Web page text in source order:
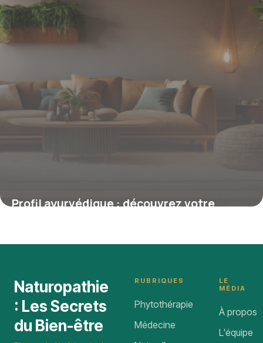
Profil ayurvédique : découvrez votre
26 février 2026
Naturopathie
: Les Secrets
du Bien-être
RUBRIQUES
Phytothérapie
Médecine
LE
MÉDIA
À propos
L'équipe